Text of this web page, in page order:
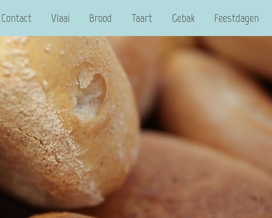
Contact Vlaai Brood Taart Gebak Feestdagen